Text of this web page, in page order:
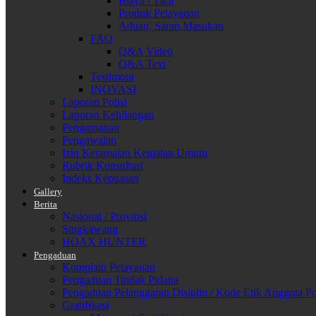
Produk Pelayanan
Aduan, Saran,Masukan
FAQ
Q&A Video
Q&A Text
Testimoni
INOVASI
Laporan Polisi
Laporan Kehilangan
Pengamanan
Pengawalan
Izin Keramaian Kegiatan Umum
Rubrik Konsultasi
Indeks Kepuasan
Gallery
Berita
Nasional / Provinsi
Singkawang
HOAX HUNTER
Pengaduan
Komplain Pelayanan
Pengaduan Tindak Pidana
Pengaduan Pelanggaran Disiplin / Kode Etik Anggota
Gratifikasi